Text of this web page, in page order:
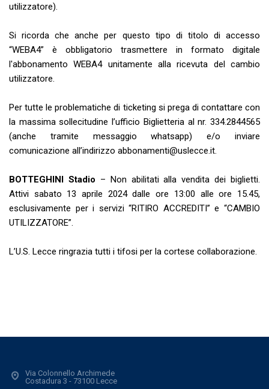
utilizzatore).
Si ricorda che anche per questo tipo di titolo di accesso
“WEBA4” è obbligatorio trasmettere in formato digitale
l'abbonamento WEBA4 unitamente alla ricevuta del cambio
utilizzatore.
Per tutte le problematiche di ticketing si prega di contattare con
la massima sollecitudine l’ufficio Biglietteria al nr. 334.2844565
(anche tramite messaggio whatsapp) e/o inviare
comunicazione all’indirizzo abbonamenti@uslecce.it.
BOTTEGHINI Stadio – Non abilitati alla vendita dei biglietti.
Attivi sabato 13 aprile 2024 dalle ore 13:00 alle ore 15.45,
esclusivamente per i servizi “RITIRO ACCREDITI” e “CAMBIO
UTILIZZATORE”.
L’U.S. Lecce ringrazia tutti i tifosi per la cortese collaborazione.
Via Colonnello Archimede
Costadura 3 - 73100 Lecce